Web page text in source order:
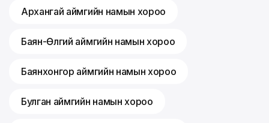
Архангай аймгийн намын хороо
Баян-Өлгий аймгийн намын хороо
Баянхонгор аймгийн намын хороо
Булган аймгийн намын хороо